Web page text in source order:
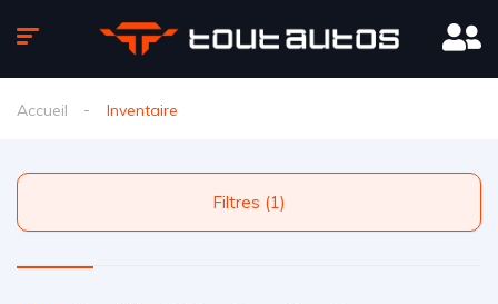
Accueil Inventaire
Filtres (1)